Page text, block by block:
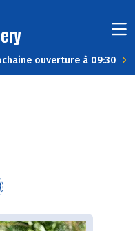
ouverture à 09:30